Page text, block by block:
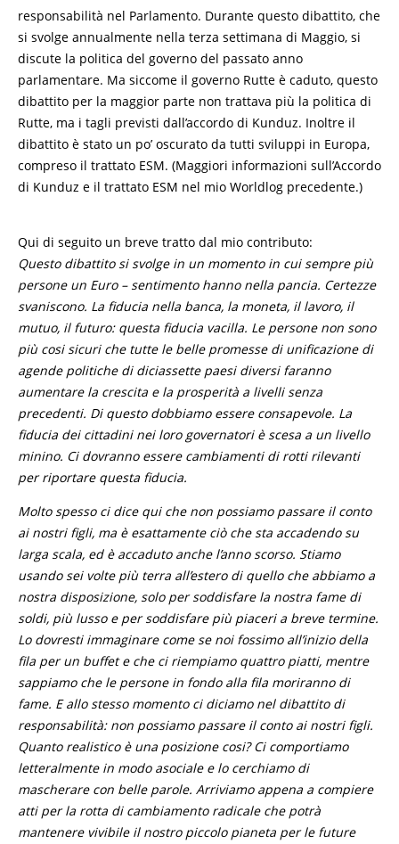
responsabilità nel Parlamento. Durante questo dibattito, che
si svolge annualmente nella terza settimana di Maggio, si
discute la politica del governo del passato anno
parlamentare. Ma siccome il governo Rutte è caduto, questo
dibattito per la maggior parte non trattava più la politica di
Rutte, ma i tagli previsti dall’accordo di Kunduz. Inoltre il
dibattito è stato un po’ oscurato da tutti sviluppi in Europa,
compreso il trattato ESM. (Maggiori informazioni sull’Accordo
di Kunduz e il trattato ESM nel mio Worldlog precedente.)
Qui di seguito un breve tratto dal mio contributo:
Questo dibattito si svolge in un momento in cui sempre più
persone un Euro – sentimento hanno nella pancia. Certezze
svaniscono. La fiducia nella banca, la moneta, il lavoro, il
mutuo, il futuro: questa fiducia vacilla. Le persone non sono
più cosi sicuri che tutte le belle promesse di unificazione di
agende politiche di diciassette paesi diversi faranno
aumentare la crescita e la prosperità a livelli senza
precedenti. Di questo dobbiamo essere consapevole. La
fiducia dei cittadini nei loro governatori è scesa a un livello
minino. Ci dovranno essere cambiamenti di rotti rilevanti
per riportare questa fiducia.
Molto spesso ci dice qui che non possiamo passare il conto
ai nostri figli, ma è esattamente ciò che sta accadendo su
larga scala, ed è accaduto anche l’anno scorso. Stiamo
usando sei volte più terra all’estero di quello che abbiamo a
nostra disposizione, solo per soddisfare la nostra fame di
soldi, più lusso e per soddisfare più piaceri a breve termine.
Lo dovresti immaginare come se noi fossimo all’inizio della
fila per un buffet e che ci riempiamo quattro piatti, mentre
sappiamo che le persone in fondo alla fila moriranno di
fame. E allo stesso momento ci diciamo nel dibattito di
responsabilità: non possiamo passare il conto ai nostri figli.
Quanto realistico è una posizione cosi? Ci comportiamo
letteralmente in modo asociale e lo cerchiamo di
mascherare con belle parole. Arriviamo appena a compiere
atti per la rotta di cambiamento radicale che potrà
mantenere vivibile il nostro piccolo pianeta per le future